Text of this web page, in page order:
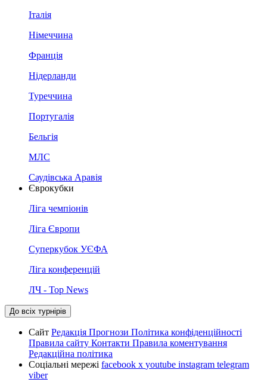
Італія
Німеччина
Франція
Нідерланди
Туреччина
Португалія
Бельгія
МЛС
Саудівська Аравія
Єврокубки
Ліга чемпіонів
Ліга Європи
Суперкубок УЄФА
Ліга конференцій
ЛЧ - Top News
До всіх турнірів
Сайт Редакція Прогнози Політика конфіденційності
Правила сайту Контакти Правила коментування
Редакційна політика
Соціальні мережі facebook x youtube instagram telegram
viber